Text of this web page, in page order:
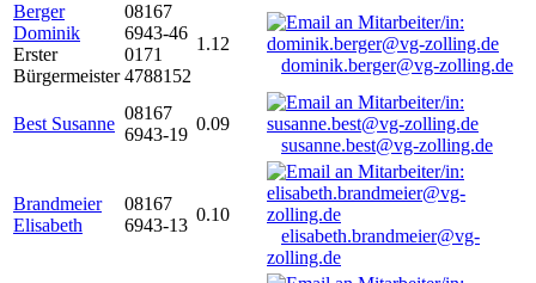
Berger
Dominik
Erster
Bürgermeister
08167
6943-46
0171
4788152
1.12
dominik.berger@vg-zolling.de
Best Susanne
08167
6943-19
0.09
susanne.best@vg-zolling.de
Brandmeier
Elisabeth
08167
6943-13
0.10
elisabeth.brandmeier@vg-
zolling.de